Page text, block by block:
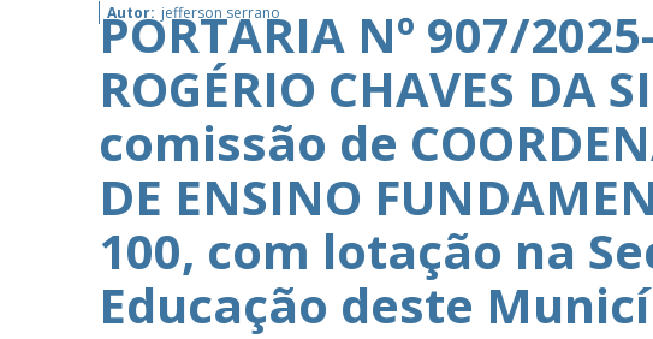
–
PB
Autor: jefferson serrano
PORTARIA Nº 907/
ROGÉRIO CHAVES DA
comissão de
DE ENSINO
100, com lotação na
Educação deste